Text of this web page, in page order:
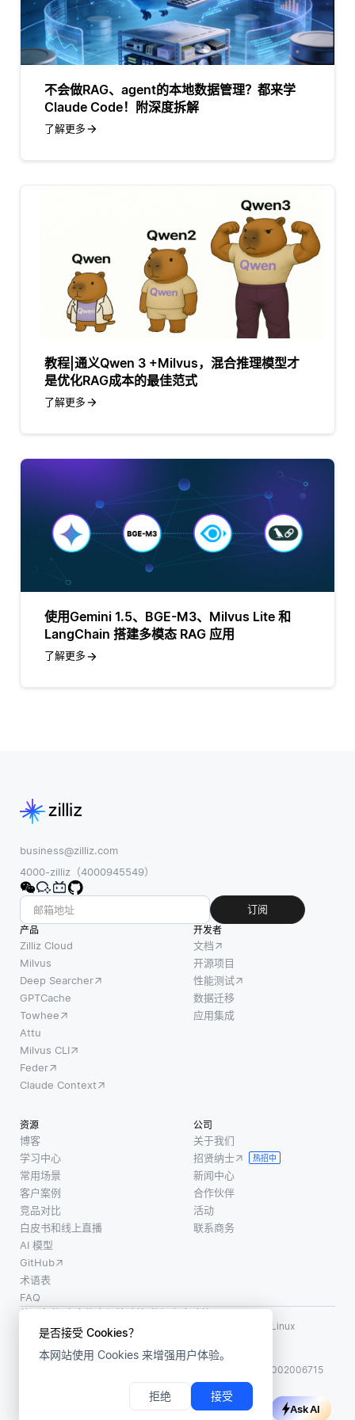
是否接受 Cookies？
本网站使用 Cookies 来增强用户体验。
拒绝 接受
不会做RAG、agent的本地数据管理？都来学
Claude Code！附深度拆解
了解更多
教程|通义Qwen 3 +Milvus，混合推理模型才
是优化RAG成本的最佳范式
了解更多
使用Gemini 1.5、BGE-M3、Milvus Lite 和
LangChain 搭建多模态 RAG 应用
了解更多
business@zilliz.com
4000-zilliz（4000945549）
订阅
产品
Zilliz Cloud
Milvus
Deep Searcher
GPTCache
Towhee
Attu
Milvus CLI
Feder
Claude Context
开发者
文档
开源项目
性能测试
数据迁移
应用集成
资源
博客
学习中心
常用场景
客户案例
竞品对比
白皮书和线上直播
AI 模型
GitHub
术语表
FAQ
公司
关于我们
招贤纳士
热招中
新闻中心
合作伙伴
活动
联系商务
使用条款·个人信息保护政策·数据安全政策
LF AI、LF AI & Data、Milvus，以及相关的开源项目名称为 Linux
Foundation 所有商标
版权所有 ©2026 上海赜睿信息科技有限公司保留所有权利
沪公网安备31011002006715
Ask AI